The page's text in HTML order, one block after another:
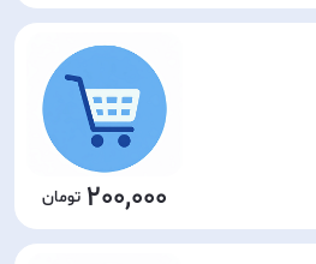
200,000